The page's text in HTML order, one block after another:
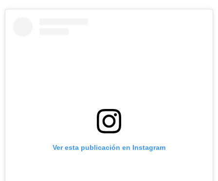
Ver esta publicación en Instagram